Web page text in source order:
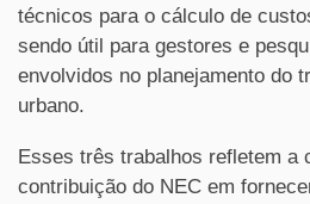
técnicos para o cálculo de
sendo útil para gestores e
envolvidos no planejamento do
urbano.
Esses três trabalhos refletem a
contribuição do NEC em